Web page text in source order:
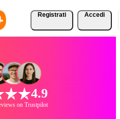
Registrati Accedi
4.9
on Trustpilot